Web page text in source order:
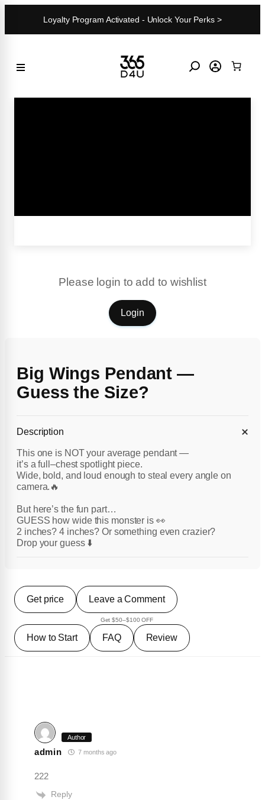
Loyalty Program Activated - Unlock Your Perks >
Please login to add to wishlist
Login
Big Wings Pendant —
Guess the Size?
Description
This one is NOT your average pendant —
it’s a full–chest spotlight piece.
Wide, bold, and loud enough to steal every angle on
camera.🔥
But here’s the fun part…
GUESS how wide this monster is 👀
2 inches? 4 inches? Or something even crazier?
Drop your guess ⬇️
Get price Leave a Comment
Get $50–$100 OFF
How to Start FAQ Review
Author
admin 7 months ago
222
Reply